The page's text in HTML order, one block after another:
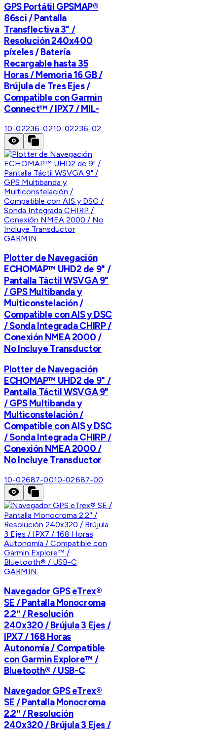
GPS Portátil GPSMAP®
86sci / Pantalla
Transflectiva 3" /
Resolución 240x400
píxeles / Batería
Recargable hasta 35
Horas / Memoria 16 GB /
Brújula de Tres Ejes /
Compatible con Garmin
Connect™ / IPX7 / MIL-
10-02236-0210-02236-02
GARMIN
Plotter de Navegación
ECHOMAP™ UHD2 de 9" /
Pantalla Táctil WSVGA 9"
/ GPS Multibanda y
Multiconstelación /
Compatible con AIS y DSC
/ Sonda Integrada CHIRP /
Conexión NMEA 2000 /
No Incluye Transductor
Plotter de Navegación
ECHOMAP™ UHD2 de 9" /
Pantalla Táctil WSVGA 9"
/ GPS Multibanda y
Multiconstelación /
Compatible con AIS y DSC
/ Sonda Integrada CHIRP /
Conexión NMEA 2000 /
No Incluye Transductor
10-02687-0010-02687-00
GARMIN
Navegador GPS eTrex®
SE / Pantalla Monocroma
2.2″ / Resolución
240x320 / Brújula 3 Ejes /
IPX7 / 168 Horas
Autonomía / Compatible
con Garmin Explore™ /
Bluetooth® / USB-C
Navegador GPS eTrex®
SE / Pantalla Monocroma
2.2″ / Resolución
240x320 / Brújula 3 Ejes /